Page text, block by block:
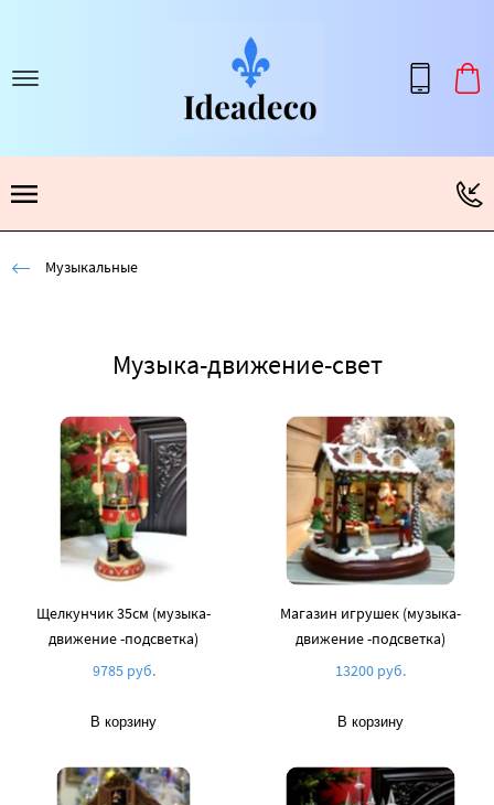
Музыкальные
Музыка-движение-свет
Щелкунчик 35см (музыка-
движение -подсветка)
9785 руб.
В корзину
Магазин игрушек (музыка-
движение -подсветка)
13200 руб.
В корзину